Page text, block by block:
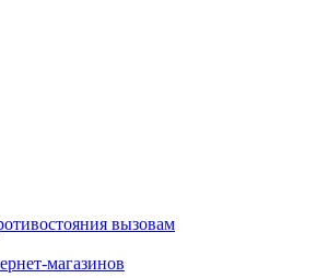
вызовам
магазинов